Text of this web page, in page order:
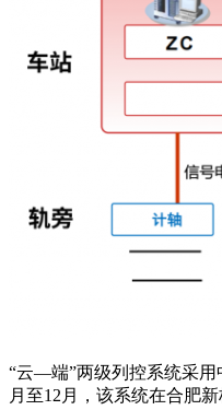
“云—端”两级列控系统采用
月至12月，该系统在合肥